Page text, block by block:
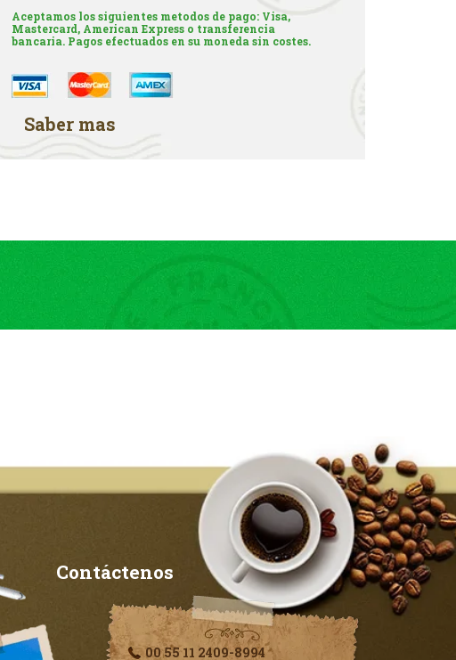
Aceptamos los siguientes metodos de pago: Visa,
Mastercard, American Express o transferencia
bancaria. Pagos efectuados en su moneda sin costes.
Saber mas
Contáctenos
00 55 11 2409-8994